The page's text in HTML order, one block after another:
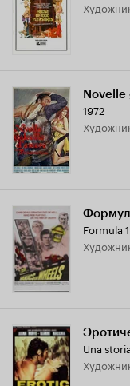
1972
Formula
Una